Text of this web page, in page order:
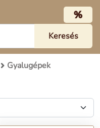
%
Gyalugépek